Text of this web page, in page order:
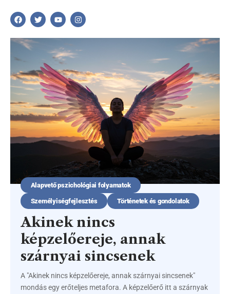
Alapvető pszichológiai folyamatok
Személyiségfejlesztés Történetek és gondolatok
Akinek nincs
képzelőereje, annak
szárnyai sincsenek
A "Akinek nincs képzelőereje, annak szárnyai sincsenek"
mondás egy erőteljes metafora. A képzelőerő itt a szárnyak